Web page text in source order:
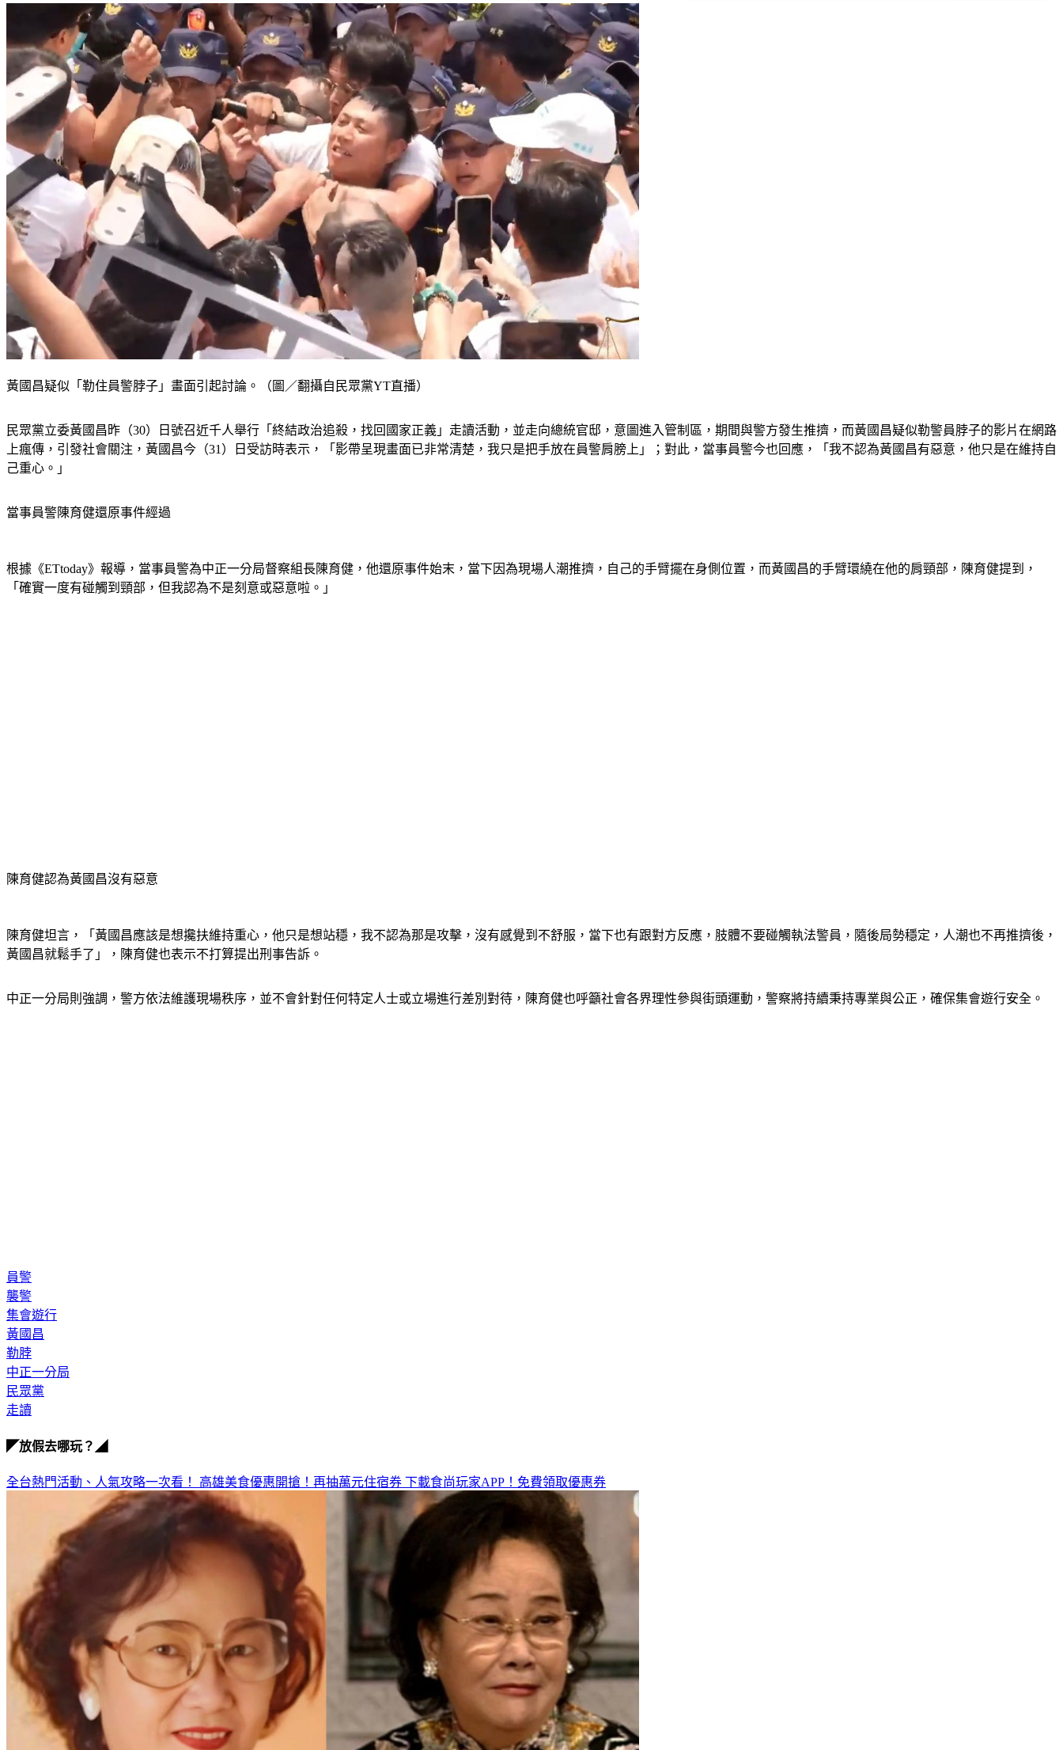
黃國昌疑似「勒住員警脖子」畫面引起討論。（圖／翻攝自民眾黨YT直播）
民眾黨立委黃國昌昨（30）日號召近千人舉行「終結政治追殺，找回國家正義」走讀活動，並走向總統官邸，意圖進入管制區，期間與警方發生推擠，而黃國昌疑似勒警員脖子的影片在網路
上瘋傳，引發社會關注，黃國昌今（31）日受訪時表示，「影帶呈現畫面已非常清楚，我只是把手放在員警肩膀上」；對此，當事員警今也回應，「我不認為黃國昌有惡意，他只是在維持自
己重心。」
當事員警陳育健還原事件經過
根據《ETtoday》報導，當事員警為中正一分局督察組長陳育健，他還原事件始末，當下因為現場人潮推擠，自己的手臂擺在身側位置，而黃國昌的手臂環繞在他的肩頸部，陳育健提到，
「確實一度有碰觸到頸部，但我認為不是刻意或惡意啦。」
陳育健認為黃國昌沒有惡意
陳育健坦言，「黃國昌應該是想攙扶維持重心，他只是想站穩，我不認為那是攻擊，沒有感覺到不舒服，當下也有跟對方反應，肢體不要碰觸執法警員，隨後局勢穩定，人潮也不再推擠後，
黃國昌就鬆手了」，陳育健也表示不打算提出刑事告訴。
中正一分局則強調，警方依法維護現場秩序，並不會針對任何特定人士或立場進行差別對待，陳育健也呼籲社會各界理性參與街頭運動，警察將持續秉持專業與公正，確保集會遊行安全。
員警
襲警
集會遊行
黃國昌
勒脖
中正一分局
民眾黨
走讀
◤放假去哪玩？◢
全台熱門活動、人氣攻略一次看！ 高雄美食優惠開搶！再抽萬元住宿券 下載食尚玩家APP！免費領取優惠券